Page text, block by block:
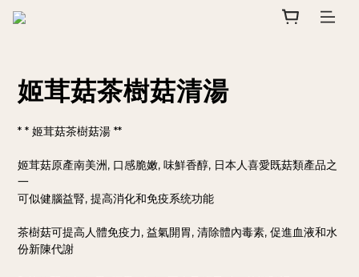
姬茸菇茶樹菇清湯
* * 姬茸菇茶樹菇湯 **
姬茸菇原產南美洲, 口感脆嫩, 味鮮香醇, 日本人喜愛既菇類產品之
一
可似健腦益腎, 提高消化和免疫系统功能
茶樹菇可提高人體免疫力, 益氣開胃, 清除體內毒素, 促進血液和水
份新陳代謝